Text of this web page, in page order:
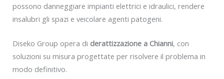
possono danneggiare impianti elettrici e idraulici, rendere
insalubri gli spazi e veicolare agenti patogeni.
Diseko Group opera di derattizzazione a Chianni, con
soluzioni su misura progettate per risolvere il problema in
modo definitivo.